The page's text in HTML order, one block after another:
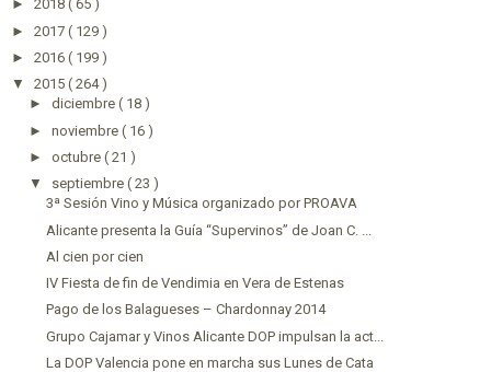
► 2018 ( 65 )
► 2017 ( 129 )
► 2016 ( 199 )
▼ 2015 ( 264 )
► diciembre ( 18 )
► noviembre ( 16 )
► octubre ( 21 )
▼ septiembre ( 23 )
3ª Sesión Vino y Música organizado por PROAVA
Alicante presenta la Guía “Supervinos” de Joan C. ...
Al cien por cien
IV Fiesta de fin de Vendimia en Vera de Estenas
Pago de los Balagueses – Chardonnay 2014
Grupo Cajamar y Vinos Alicante DOP impulsan la act...
La DOP Valencia pone en marcha sus Lunes de Cata